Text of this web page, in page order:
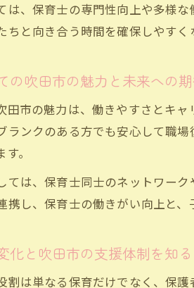
保
は、保育士の専門性向上や多様
ちと向き合う時間を確保しやす
の吹田市の魅力と未来への
田市の魅力は、働きやすさとキ
ランクのある方でも安心して職
。
ては、保育士同士のネットワー
携し、保育士の働きがい向上と
化と吹田市の支援体制を知る
割は単なる保育だけでなく、保